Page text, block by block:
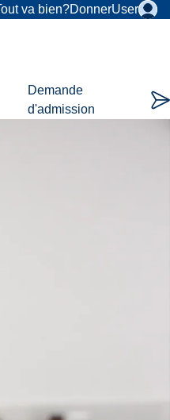
va bien?DonnerUser
Demande
d'admission